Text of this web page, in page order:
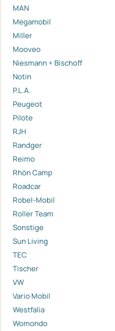
MAN
Megamobil
Miller
Mooveo
Niesmann + Bischoff
Notin
P.L.A.
Peugeot
Pilote
RJH
Randger
Reimo
Rhön Camp
Roadcar
Robel-Mobil
Roller Team
Sonstige
Sun Living
TEC
Tischer
VW
Vario Mobil
Westfalia
Womondo